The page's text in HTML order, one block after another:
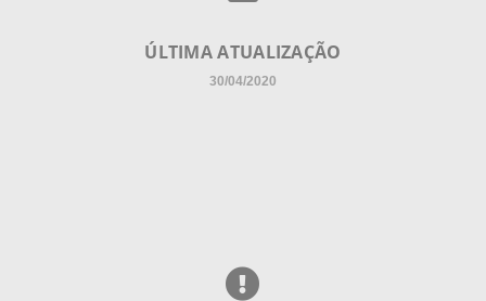
ÚLTIMA ATUALIZAÇÃO
30/04/2020